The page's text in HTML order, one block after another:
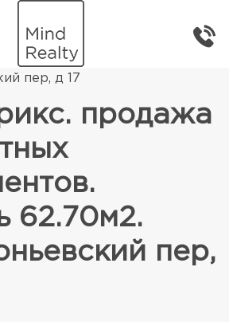
жилая недвижимость
пер, д 17
продажа
62.70м2.
пер,